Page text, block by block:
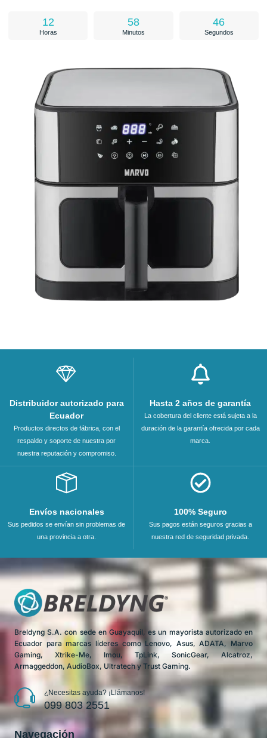
12
Horas
58
Minutos
45
Segundos
Distribuidor autorizado para
Ecuador
Productos directos de fábrica, con el
respaldo y soporte de nuestra por
nuestra reputación y compromiso.
Hasta 2 años de garantía
La cobertura del cliente está sujeta a la
duración de la garantía ofrecida por cada
marca.
Envíos nacionales
Sus pedidos se envían sin problemas de
una provincia a otra.
100% Seguro
Sus pagos están seguros gracias a
nuestra red de seguridad privada.
Breldyng S.A. con sede en Guayaquil, es un mayorista autorizado en
Ecuador para marcas líderes como Lenovo, Asus, ADATA, Marvo
Gaming, Xtrike-Me, Imou, TpLink, SonicGear, Alcatroz,
Armaggeddon, AudioBox, Ultratech y Trust Gaming.
¿Necesitas ayuda? ¡Llámanos!
099 803 2551
Navegación